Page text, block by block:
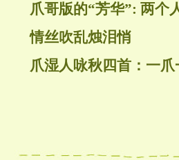
爪哥版的“芳华”: 两个
情丝吹乱烛泪悄
爪湿人咏秋四首：一爪